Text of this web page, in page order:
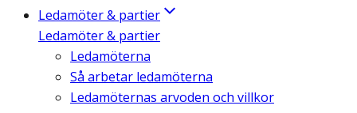
Ledamöter & partier
Ledamöter & partier
Ledamöterna
Så arbetar ledamöterna
Ledamöternas arvoden och villkor